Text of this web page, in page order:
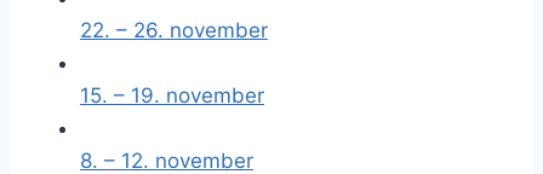
22. – 26. november
15. – 19. november
8. – 12. november